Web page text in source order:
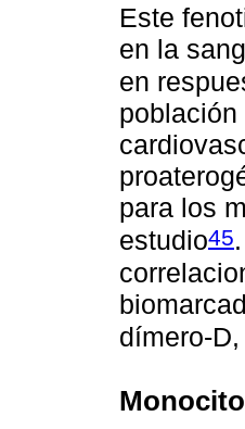
Este
en la
en
para los
estudio45
dímero-